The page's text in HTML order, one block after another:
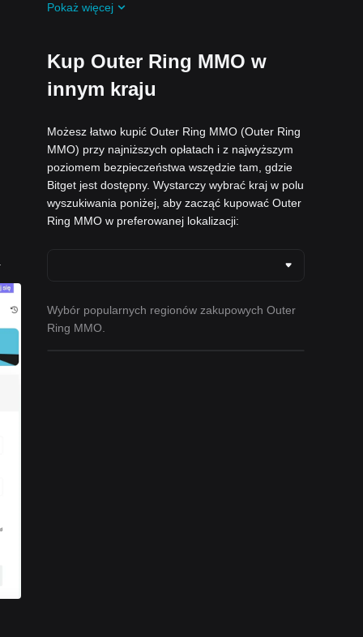
MMO, dołączając do
Pokaż więcej
Kup Outer Ring MMO w
innym kraju
Możesz łatwo kupić Outer Ring MMO (Outer Ring
MMO) przy najniższych opłatach i z najwyższym
poziomem bezpieczeństwa wszędzie tam, gdzie
Bitget jest dostępny. Wystarczy wybrać kraj w polu
wyszukiwania poniżej, aby zacząć kupować Outer
Ring MMO w preferowanej lokalizacji:
Wybór popularnych regionów zakupowych Outer
Ring MMO.